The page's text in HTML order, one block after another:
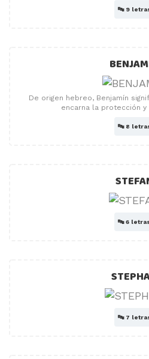
🔤 9
De origen hebreo, Benjamín
encarna la protección
🔤 8
🔤6
🔤 7